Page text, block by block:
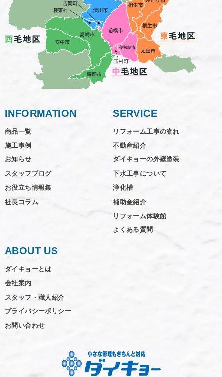
INFORMATION
商品一覧
施工事例
お知らせ
スタッフブログ
お役立ち情報集
社長コラム
SERVICE
リフォーム工事の流れ
不動産紹介
ダイキョーの外壁塗装
下水工事について
浄化槽
補助金紹介
リフォーム体験館
よくある質問
ABOUT US
ダイキョーとは
会社案内
スタッフ・職人紹介
プライバシーポリシー
お問い合わせ